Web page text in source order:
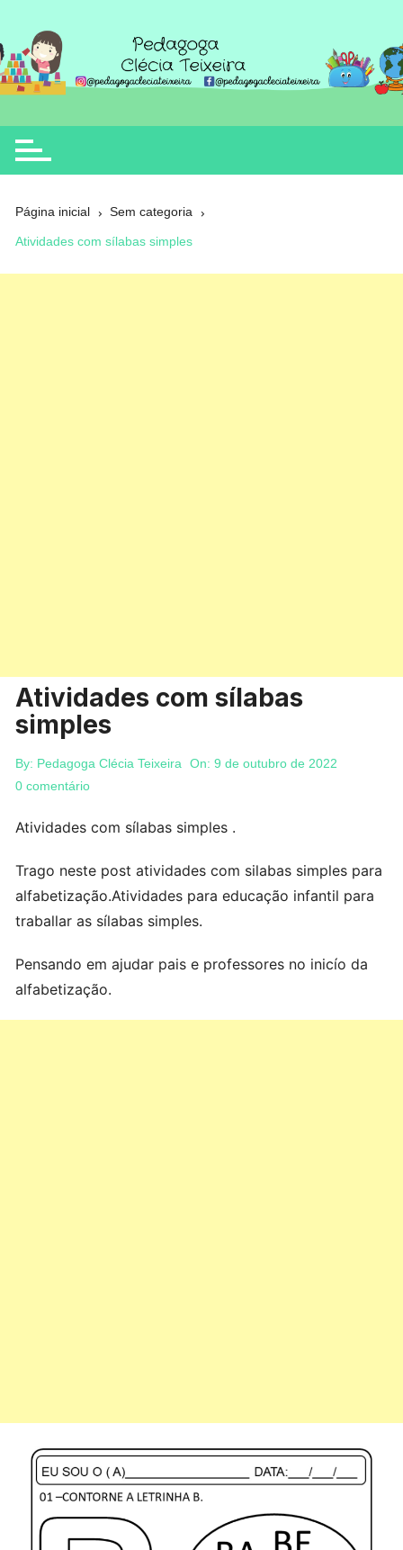
o
conteúdo
Clécia Teixeira
educação
Página inicial Sem categoria
Atividades com sílabas simples
Atividades com sílabas
simples
By: Pedagoga Clécia Teixeira On:9 de outubro de 2022
0 comentário
Atividades com sílabas simples .
Trago neste post atividades com silabas simples para
alfabetização.Atividades para educação infantil para
traballar as sílabas simples.
Pensando em ajudar pais e professores no inicío da
alfabetização.